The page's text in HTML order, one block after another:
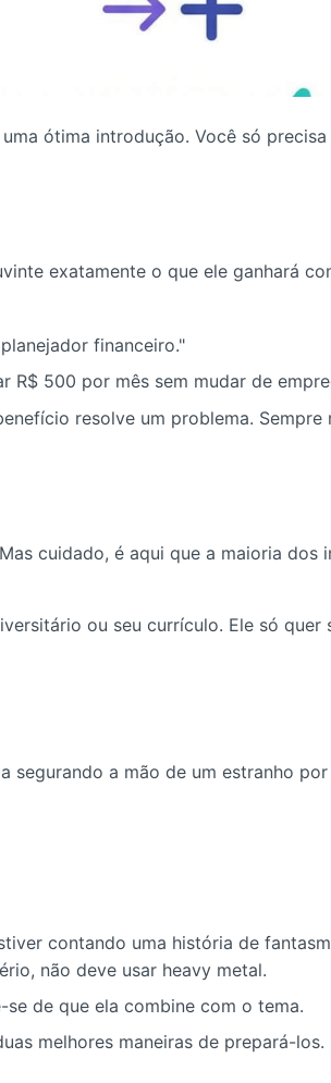
ótima introdução. Você só
exatamente o que ele ganhará
financeiro."
R$ 500 por mês sem mudar de
resolve um problema.
cuidado, é aqui que a maioria dos
ou seu currículo. Ele só quer
segurando a mão de um estranho
contando uma história de
não deve usar heavy metal.
de que ela combine com o tema.
melhores maneiras de prepará-los.